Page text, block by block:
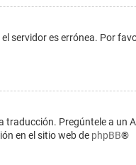
servidor es errónea. Por
traducción. Pregúntele a un
en el sitio web de phpBB®